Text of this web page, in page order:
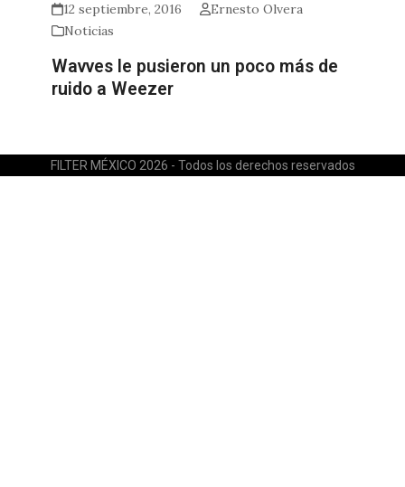
12 septiembre, 2016
Ernesto Olvera
Noticias
Wavves le pusieron un poco más de
ruido a Weezer
FILTER MÉXICO 2026 - Todos los derechos reservados